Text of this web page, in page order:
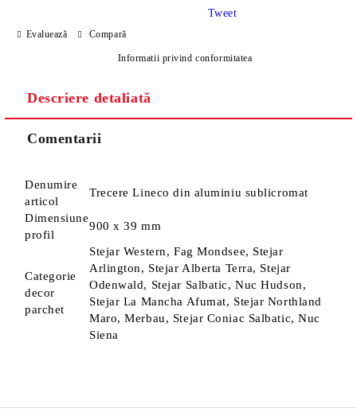
Sunt de acord cuPolitica de confidentialitate
Noi vă vom contacta pentru finalizarea comenzii.
Evaluează Compară
Informatii privind conformitatea
Tweet
Descriere detaliată
Comentarii
Denumire
articol
Trecere Lineco din aluminiu sublicromat
Dimensiune
profil
900 x 39 mm
Categorie
decor
parchet
Stejar Western, Fag Mondsee, Stejar
Arlington, Stejar Alberta Terra, Stejar
Odenwald, Stejar Salbatic, Nuc Hudson,
Stejar La Mancha Afumat, Stejar Northland
Maro, Merbau, Stejar Coniac Salbatic, Nuc
Siena